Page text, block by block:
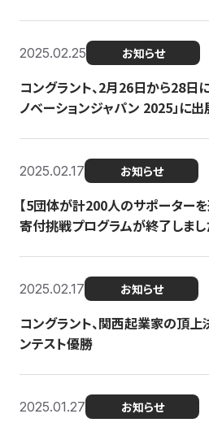
2025.02.25 お知らせ
コングラント、2月26日から28日
ノベーションジャパン 2025」に出
2025.02.17 お知らせ
【5団体が計200人のサポーター
寄付挑戦プログラムが終了しまし
2025.02.17 お知らせ
コングラント、関西起業家の頂
ンテスト優勝
2025.01.27 お知らせ